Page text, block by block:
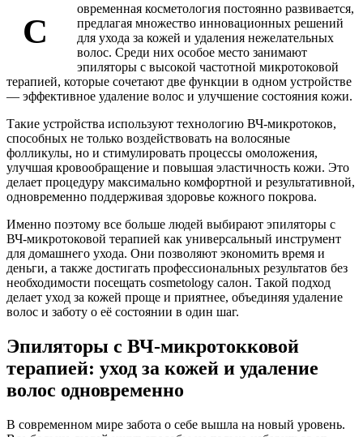
С
овременная косметология постоянно развивается,
предлагая множество инновационных решений
для ухода за кожей и удаления нежелательных
волос. Среди них особое место занимают
эпиляторы с высокой частотной микротоковой
терапией, которые сочетают две функции в одном устройстве
— эффективное удаление волос и улучшение состояния кожи.
Такие устройства используют технологию ВЧ-микротоков,
способных не только воздействовать на волосяные
фолликулы, но и стимулировать процессы омоложения,
улучшая кровообращение и повышая эластичность кожи. Это
делает процедуру максимально комфортной и результативной,
одновременно поддерживая здоровье кожного покрова.
Именно поэтому все больше людей выбирают эпиляторы с
ВЧ-микротоковой терапией как универсальный инструмент
для домашнего ухода. Они позволяют экономить время и
деньги, а также достигать профессиональных результатов без
необходимости посещать cosmetology салон. Такой подход
делает уход за кожей проще и приятнее, объединяя удаление
волос и заботу о её состоянии в один шаг.
Эпиляторы с ВЧ-микротокковой
терапией: уход за кожей и удаление
волос одновременно
В современном мире забота о себе вышла на новый уровень.